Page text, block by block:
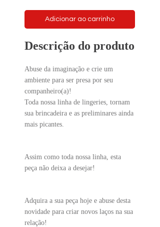
Adicionar ao carrinho
Descrição do produto
Abuse da imaginação e crie um
ambiente para ser presa por seu
companheiro(a)!
Toda nossa linha de lingeries, tornam
sua brincadeira e as preliminares ainda
mais picantes.
Assim como toda nossa linha, esta
peça não deixa a desejar!
Adquira a sua peça hoje e abuse desta
novidade para criar novos laços na sua
relação!